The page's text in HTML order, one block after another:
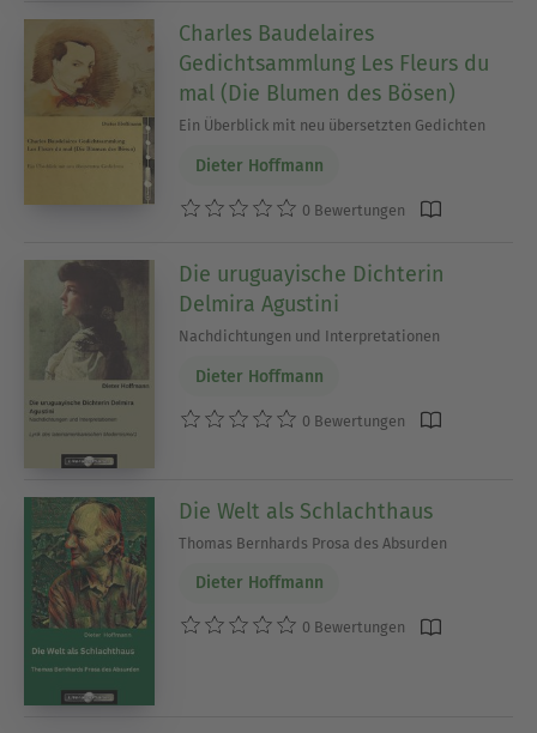
Charles Baudelaires
Gedichtsammlung Les Fleurs du
mal (Die Blumen des Bösen)
Ein Überblick mit neu übersetzten Gedichten
Dieter Hoffmann
0 Bewertungen
Die uruguayische Dichterin
Delmira Agustini
Nachdichtungen und Interpretationen
Dieter Hoffmann
0 Bewertungen
Die Welt als Schlachthaus
Thomas Bernhards Prosa des Absurden
Dieter Hoffmann
0 Bewertungen